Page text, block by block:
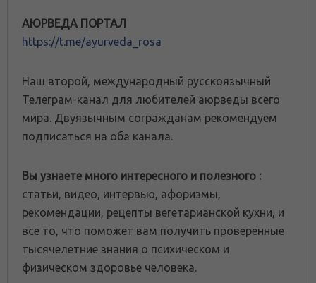
АЮРВЕДА ПОРТАЛ
https://t.me/ayurveda_rosa
Наш второй, международный русскоязычный
Телеграм-канал для любителей аюрведы всего
мира. Двуязычным согражданам рекомендуем
подписаться на оба канала.
Вы узнаете много интересного и полезного :
статьи, видео, интервью, афоризмы,
рекомендации, рецепты вегетарианской кухни, и
все то, что поможет вам получить проверенные
тысячелетние знания о психическом и
физическом здоровье человека.